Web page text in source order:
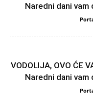
Naredni dani vam
VODOLIJA, OVO ĆE
Naredni dani vam